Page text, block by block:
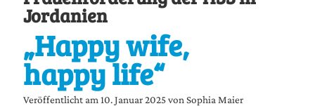
Jordanien
„Happy wife,
happy life“
Veröffentlicht am 10. Januar 2025 von Sophia Maier